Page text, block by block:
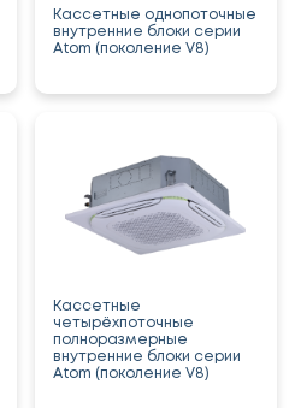
Кассетные однопоточные
внутренние блоки серии
Atom (поколение V8)
Кассетные
четырёхпоточные
полноразмерные
внутренние блоки серии
Atom (поколение V8)